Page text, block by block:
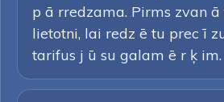
p ā rredzama. Pirms zvan
lietotni, lai redz ē tu prec ī
tarifus j ū su galam ē r ķ im.